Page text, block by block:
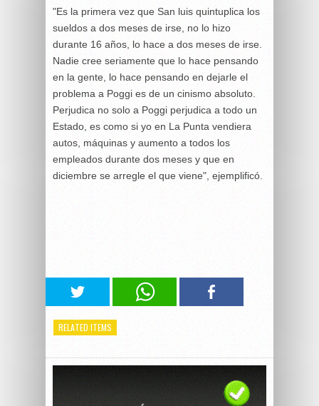
"Es la primera vez que San luis quintuplica los
sueldos a dos meses de irse, no lo hizo
durante 16 años, lo hace a dos meses de irse.
Nadie cree seriamente que lo hace pensando
en la gente, lo hace pensando en dejarle el
problema a Poggi es de un cinismo absoluto.
Perjudica no solo a Poggi perjudica a todo un
Estado, es como si yo en La Punta vendiera
autos, máquinas y aumento a todos los
empleados durante dos meses y que en
diciembre se arregle el que viene", ejemplificó.
RELATED ITEMS